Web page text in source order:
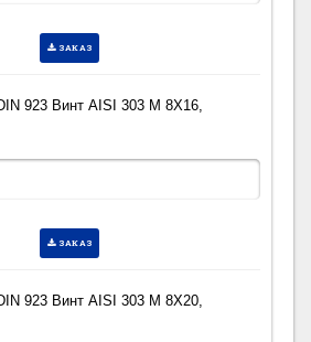
ЗАКАЗ
923 Винт AISI 303 M 8X16,
ЗАКАЗ
923 Винт AISI 303 M 8X20,